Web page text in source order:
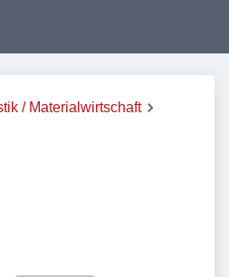
/ Materialwirtschaft